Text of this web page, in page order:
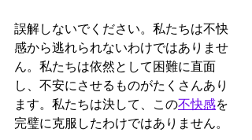
誤解しないでください。私たちは不快
感から逃れられないわけではありませ
ん。私たちは依然として困難に直面
し、不安にさせるものがたくさんあり
ます。私たちは決して、この不快感を
完璧に克服したわけではありません。